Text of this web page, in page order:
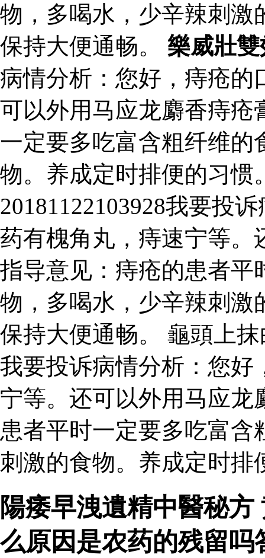
物，多喝水，少辛辣刺激
保持大便通畅。 樂威壯
病情分析：您好，痔疮的
可以外用马应龙麝香痔疮
一定要多吃富含粗纤维的
物。养成定时排便的习惯
20181122103928我要投
药有槐角丸，痔速宁等。
指导意见：痔疮的患者平
物，多喝水，少辛辣刺激
保持大便通畅。 龜頭上抹
我要投诉病情分析：您好
宁等。还可以外用马应龙
患者平时一定要多吃富
刺激的食物。养成定时排
陽痿早洩遺精中醫秘
么原因是农药的残留